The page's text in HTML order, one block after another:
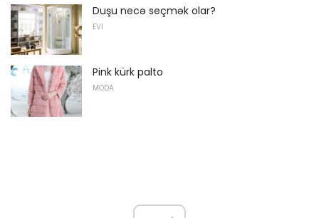
Duşu necə seçmək olar?
EVI
Pink kürk palto
MODA